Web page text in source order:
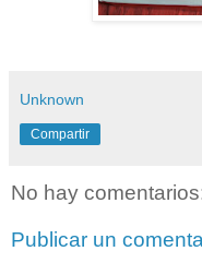
Unknown
Compartir
No hay
Publicar un